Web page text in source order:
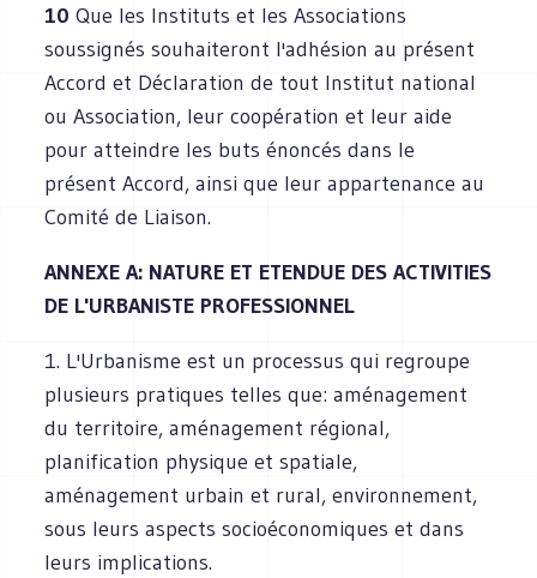
10 Que les Instituts et les Associations
soussignés souhaiteront l'adhésion au présent
Accord et Déclaration de tout Institut national
ou Association, leur coopération et leur aide
pour atteindre les buts énoncés dans le
présent Accord, ainsi que leur appartenance au
Comité de Liaison.
ANNEXE A: NATURE ET ETENDUE DES ACTIVITIES
DE L'URBANISTE PROFESSIONNEL
1. L'Urbanisme est un processus qui regroupe
plusieurs pratiques telles que: aménagement
du territoire, aménagement régional,
planification physique et spatiale,
aménagement urbain et rural, environnement,
sous leurs aspects socioéconomiques et dans
leurs implications.